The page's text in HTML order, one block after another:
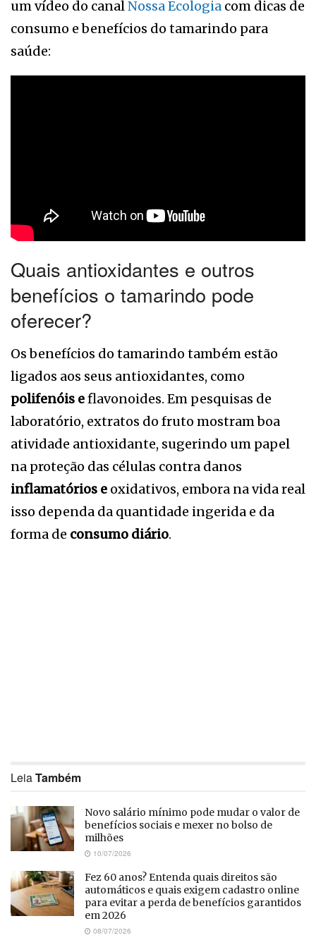
um vídeo do canalNossa Ecologia com dicas de
consumo e benefícios do tamarindo para
saúde:
Quais antioxidantes e outros
benefícios o tamarindo pode
oferecer?
Os benefícios do tamarindo também estão
ligados aos seus antioxidantes, como
polifenóis eflavonoides. Em pesquisas de
laboratório, extratos do fruto mostram boa
atividade antioxidante, sugerindo um papel
na proteção das células contra danos
inflamatórios e oxidativos, embora na vida real
isso dependa da quantidade ingerida e da
forma de consumo diário.
LeiaTambém
Novo salário mínimo pode mudar o valor de
benefícios sociais e mexer no bolso de
milhões
10/07/2026
Fez 60 anos? Entenda quais direitos são
automáticos e quais exigem cadastro online
para evitar a perda de benefícios garantidos
em 2026
08/07/2026